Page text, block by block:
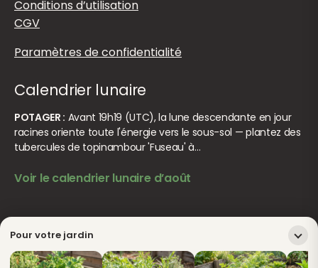
Pour votre jardin
Conditions d’utilisation
CGV
Paramètres de confidentialité
Calendrier lunaire
POTAGER : Avant 19h19 (UTC), la lune descendante en jour
racines oriente toute l'énergie vers le sous-sol — plantez des
tubercules de topinambour 'Fuseau' à…
Voir le calendrier lunaire d’août